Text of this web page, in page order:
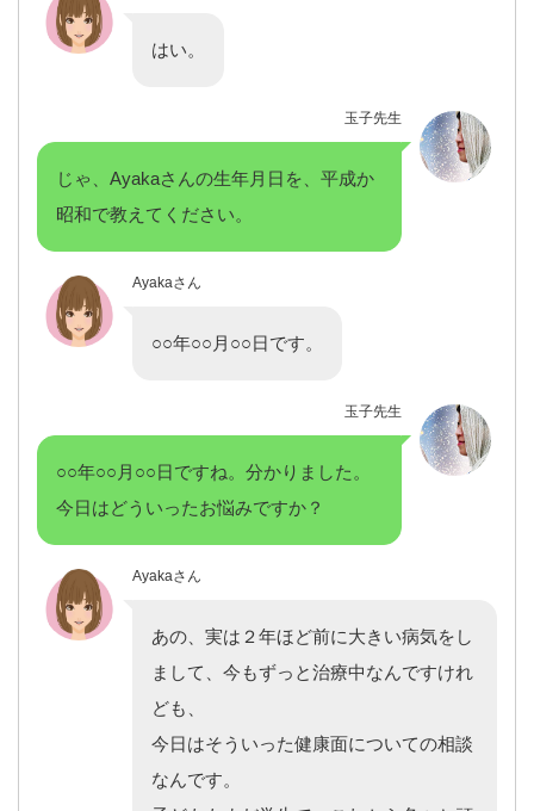
はい。
玉子先生
じゃ、Ayakaさんの生年月日を、平成か
昭和で教えてください。
Ayakaさん
○○年○○月○○日です。
玉子先生
○○年○○月○○日ですね。分かりました。
今日はどういったお悩みですか？
Ayakaさん
あの、実は２年ほど前に大きい病気をし
まして、今もずっと治療中なんですけれ
ども、
今日はそういった健康面についての相談
なんです。